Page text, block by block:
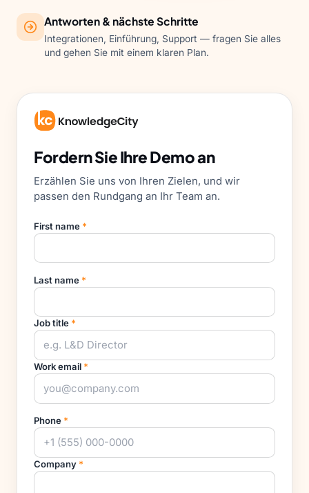
Antworten & nächste Schritte
Integrationen, Einführung, Support — fragen Sie alles
und gehen Sie mit einem klaren Plan.
Fordern Sie Ihre Demo an
Erzählen Sie uns von Ihren Zielen, und wir
passen den Rundgang an Ihr Team an.
First name *
Last name *
Job title *
Work email *
Phone *
Company *